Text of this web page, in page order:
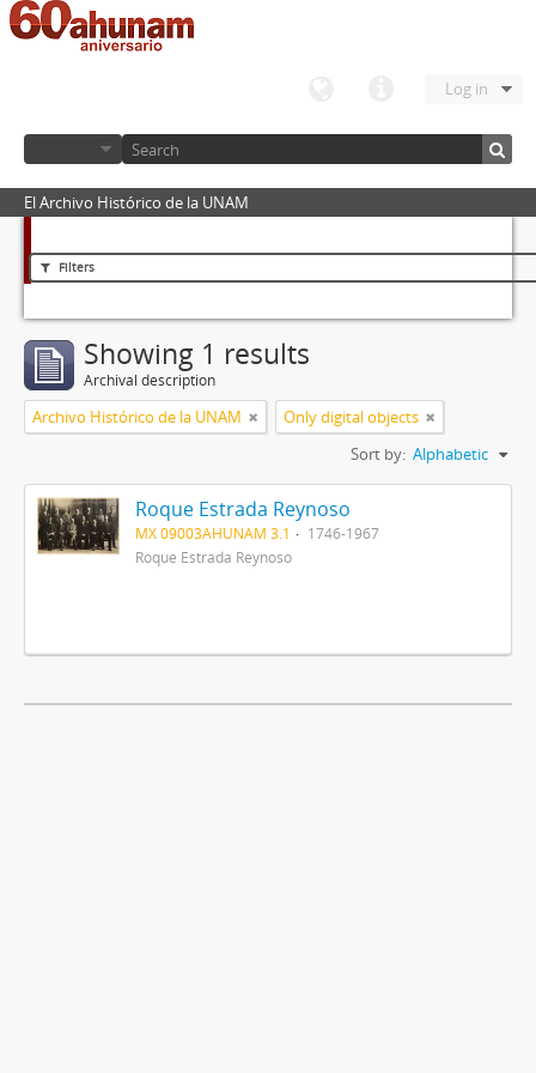
Log in
El Archivo Histórico de la UNAM
Filters
Showing 1 results
Archival description
Archivo Histórico de la UNAM
Only digital objects
Sort by: Alphabetic
Roque Estrada Reynoso
MX 09003AHUNAM 3.1
1746-1967
Roque Estrada Reynoso